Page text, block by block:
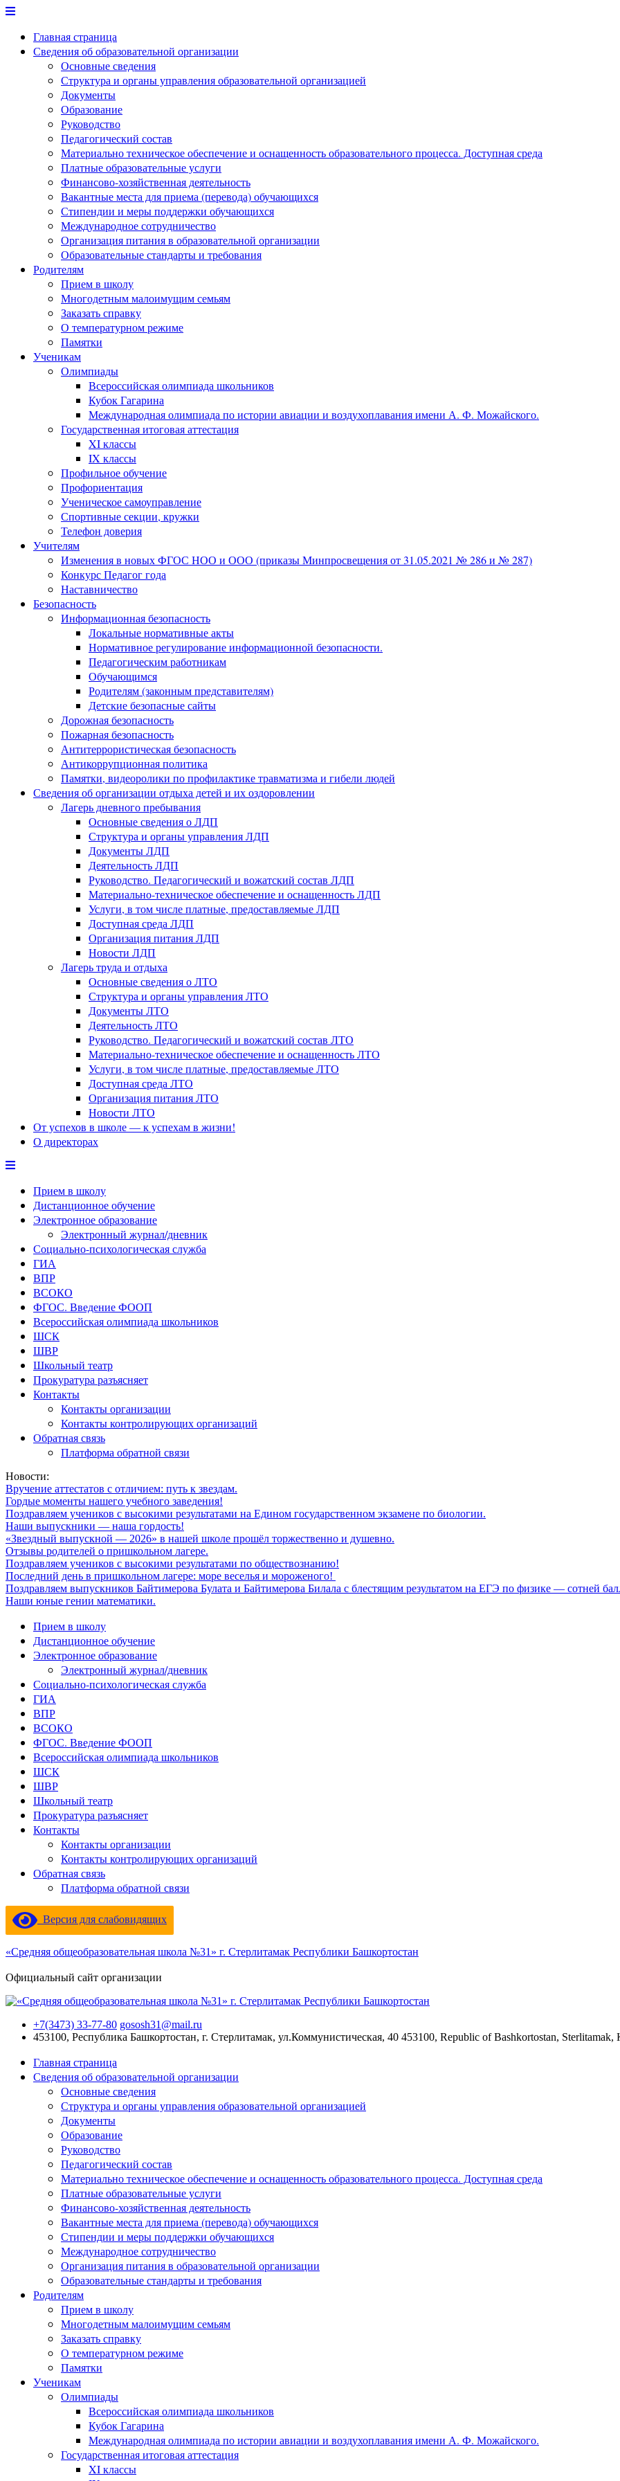
Перейти
содержимому
Главная страница
Сведения об образовательной организации
Основные сведения
Структура и органы управления образовательной организацией
Документы
Образование
Руководство
Педагогический состав
Материально техническое обеспечение и оснащенность образовательного процесса. Доступная среда
Платные образовательные услуги
Финансово-хозяйственная деятельность
Вакантные места для приема (перевода) обучающихся
Стипендии и меры поддержки обучающихся
Международное сотрудничество
Организация питания в образовательной организации
Образовательные стандарты и требования
Родителям
Прием в школу
Многодетным малоимущим семьям
Заказать справку
О температурном режиме
Памятки
Ученикам
Олимпиады
Всероссийская олимпиада школьников
Кубок Гагарина
Международная олимпиада по истории авиации и воздухоплавания имени А. Ф. Можайского.
Государственная итоговая аттестация
XI классы
IX классы
Профильное обучение
Профориентация
Ученическое самоуправление
Спортивные секции, кружки
Телефон доверия
Учителям
Изменения в новых ФГОС НОО и ООО (приказы Минпросвещения от 31.05.2021 № 286 и № 287)
Конкурс Педагог года
Наставничество
Безопасность
Информационная безопасность
Локальные нормативные акты
Нормативное регулирование информационной безопасности.
Педагогическим работникам
Обучающимся
Родителям (законным представителям)
Детские безопасные сайты
Дорожная безопасность
Пожарная безопасность
Антитеррористическая безопасность
Антикоррупционная политика
Памятки, видеоролики по профилактике травматизма и гибели людей
Сведения об организации отдыха детей и их оздоровлении
Лагерь дневного пребывания
Основные сведения о ЛДП
Структура и органы управления ЛДП
Документы ЛДП
Деятельность ЛДП
Руководство. Педагогический и вожатский состав ЛДП
Материально-техническое обеспечение и оснащенность ЛДП
Услуги, в том числе платные, предоставляемые ЛДП
Доступная среда ЛДП
Организация питания ЛДП
Новости ЛДП
Лагерь труда и отдыха
Основные сведения о ЛТО
Структура и органы управления ЛТО
Документы ЛТО
Деятельность ЛТО
Руководство. Педагогический и вожатский состав ЛТО
Материально-техническое обеспечение и оснащенность ЛТО
Услуги, в том числе платные, предоставляемые ЛТО
Доступная среда ЛТО
Организация питания ЛТО
Новости ЛТО
От успехов в школе — к успехам в жизни!
О директорах
Прием в школу
Дистанционное обучение
Электронное образование
Электронный журнал/дневник
Социально-психологическая служба
ГИА
ВПР
ВСОКО
ФГОС. Введение ФООП
Всероссийская олимпиада школьников
ШСК
ШВР
Школьный театр
Прокуратура разъясняет
Контакты
Контакты организации
Контакты контролирующих организаций
Обратная связь
Платформа обратной связи
Новости:
Вручение аттестатов с отличием: путь к звездам.
Гордые моменты нашего учебного заведения!
Поздравляем учеников с высокими результатами на Едином государственном экзамене по биологии.
Наши выпускники — наша гордость!
«Звездный выпускной — 2026» в нашей школе прошёл торжественно и душевно.
Отзывы родителей о пришкольном лагере.
Поздравляем учеников с высокими результатами по обществознанию!
Последний день в пришкольном лагере: море веселья и мороженого!
Поздравляем выпускников Байтимерова Булата и Байтимерова Билала с блестящим результатом на ЕГЭ по физике — сотней
Наши юные гении математики.
Прием в школу
Дистанционное обучение
Электронное образование
Электронный журнал/дневник
Социально-психологическая служба
ГИА
ВПР
ВСОКО
ФГОС. Введение ФООП
Всероссийская олимпиада школьников
ШСК
ШВР
Школьный театр
Прокуратура разъясняет
Контакты
Контакты организации
Контакты контролирующих организаций
Обратная связь
Платформа обратной связи
Версия для слабовидящих
«Средняя общеобразовательная школа №31» г. Стерлитамак Республики Башкортостан
Официальный сайт организации
+7(3473) 33-77-80 gososh31@mail.ru
453100, Республика Башкортостан, г. Стерлитамак, ул.Коммунистическая, 40 453100, Republic of Bashkortostan, Sterlitamak,
Главная страница
Сведения об образовательной организации
Основные сведения
Структура и органы управления образовательной организацией
Документы
Образование
Руководство
Педагогический состав
Материально техническое обеспечение и оснащенность образовательного процесса. Доступная среда
Платные образовательные услуги
Финансово-хозяйственная деятельность
Вакантные места для приема (перевода) обучающихся
Стипендии и меры поддержки обучающихся
Международное сотрудничество
Организация питания в образовательной организации
Образовательные стандарты и требования
Родителям
Прием в школу
Многодетным малоимущим семьям
Заказать справку
О температурном режиме
Памятки
Ученикам
Олимпиады
Всероссийская олимпиада школьников
Кубок Гагарина
Международная олимпиада по истории авиации и воздухоплавания имени А. Ф. Можайского.
Государственная итоговая аттестация
XI классы